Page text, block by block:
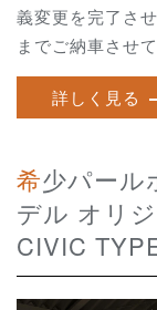
義変更を完了さ
までご納車させ
詳しく見る
希少パールホワイト 後期180系最終モ
デル オリ
CIVIC